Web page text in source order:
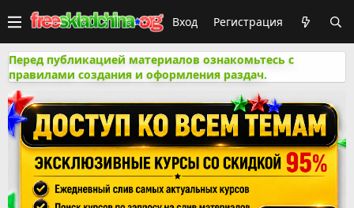
Вход Регистрация
Перед публикацией материалов ознакомьтесь с
правилами создания и оформления раздач.